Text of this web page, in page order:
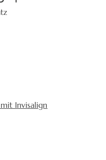
Invisalign